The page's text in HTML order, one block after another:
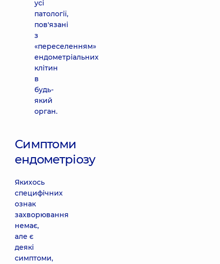
усі
патології,
пов'язані
з
«переселенням»
ендометріальних
клітин
в
будь-
який
орган.
Симптоми
ендометріозу
Якихось
специфічних
ознак
захворювання
немає,
але є
деякі
симптоми,